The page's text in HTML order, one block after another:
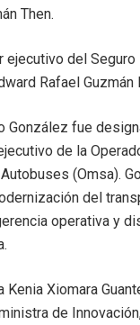
Then.
ejecutivo del Seguro
Rafael Guzmán
González fue
de la
(Omsa).
del
operativa y
Kenia Xiomara
de